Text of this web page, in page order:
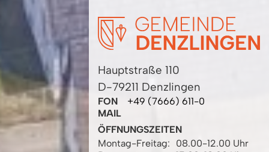
Hauptstraße 110
D-79211 Denzlingen
FON
+49 (7666) 611-0
MAIL
ÖFFNUNGSZEITEN
Montag-Freitag:
08.00-12.00 Uhr